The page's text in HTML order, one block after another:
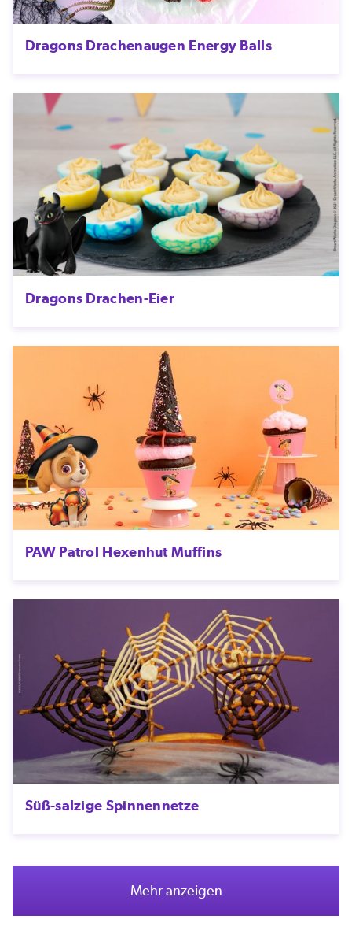
Dragons Drachenaugen Energy Balls
Dragons Drachen-Eier
PAW Patrol Hexenhut Muffins
Süß-salzige Spinnennetze
Mehr anzeigen